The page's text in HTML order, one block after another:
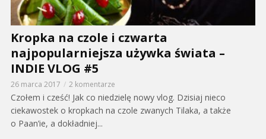
Kropka na czole i czwarta
najpopularniejsza używka świata –
INDIE VLOG #5
26 marca 2017 2 komentarze
Czołem i cześć! Jak co niedzielę nowy vlog. Dzisiaj nieco
ciekawostek o kropkach na czole zwanych Tilaka, a także
o Paan’ie, a dokładniej...